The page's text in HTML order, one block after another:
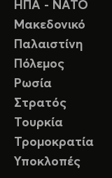
ΗΠΑ - ΝΑΤΟ
Μακεδονικό
Παλαιστίνη
Πόλεμος
Ρωσία
Στρατός
Τουρκία
Τρομοκρατία
Υποκλοπές